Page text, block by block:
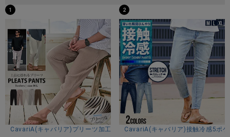
Lサイズ着用
スタッフC(173cm/60kg)
体型：細身
普段着用サイズ：M
Mサイズ着用
商品説明
1
CavariA(キャバリア)プリーツ加工イージーロングパンツ/全5色
2
CavariA(キャバリア)接触冷感5ポ